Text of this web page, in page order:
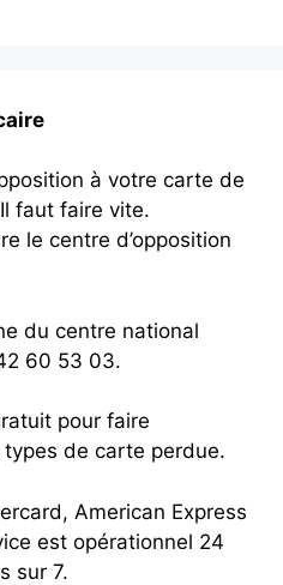
à votre carte de
faut faire vite.
le centre d’opposition
du centre national
60 53 03.
pour faire
de carte perdue.
American Express
est opérationnel 24
sur 7.